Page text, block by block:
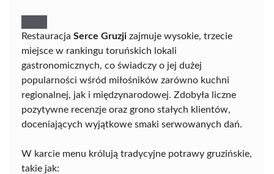
Restauracja Serce Gruzji zajmuje wysokie, trzecie
miejsce w rankingu toruńskich lokali
gastronomicznych, co świadczy o jej dużej
popularności wśród miłośników zarówno kuchni
regionalnej, jak i międzynarodowej. Zdobyła liczne
pozytywne recenzje oraz grono stałych klientów,
doceniających wyjątkowe smaki serwowanych dań.
W karcie menu królują tradycyjne potrawy gruzińskie,
takie jak: